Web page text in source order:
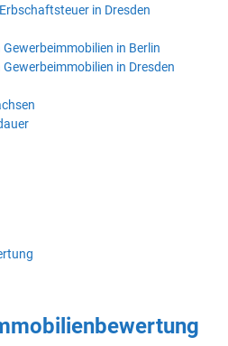
in Dresden
in Berlin
in Dresden